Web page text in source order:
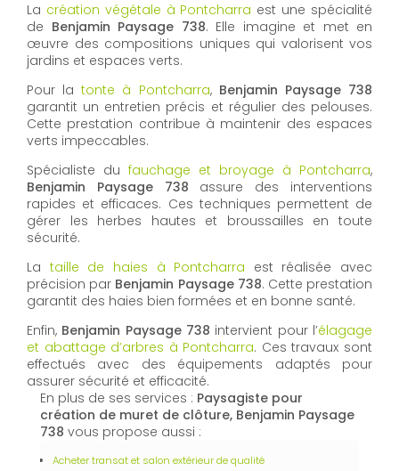
La création végétale à Pontcharra est une spécialité
de Benjamin Paysage 738. Elle imagine et met en
œuvre des compositions uniques qui valorisent vos
jardins et espaces verts.
Pour latonte à Pontcharra, Benjamin Paysage 738
garantit un entretien précis et régulier des pelouses.
Cette prestation contribue à maintenir des espaces
verts impeccables.
Spécialiste du fauchage et broyage à Pontcharra,
Benjamin Paysage 738 assure des interventions
rapides et efficaces. Ces techniques permettent de
gérer les herbes hautes et broussailles en toute
sécurité.
La taille de haies à Pontcharra est réalisée avec
précision par Benjamin Paysage 738. Cette prestation
garantit des haies bien formées et en bonne santé.
Enfin, Benjamin Paysage 738 intervient pour l’élagage
et abattage d’arbres à Pontcharra. Ces travaux sont
effectués avec des équipements adaptés pour
assurer sécurité et efficacité.
En plus de ses services : Paysagiste pour
création de muret de clôture, Benjamin Paysage
738 vous propose aussi :
Acheter transat et salon extérieur de qualité